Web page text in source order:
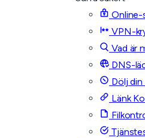
Online-
VPN-
Vad är
DNS-
Dölj din
Länk